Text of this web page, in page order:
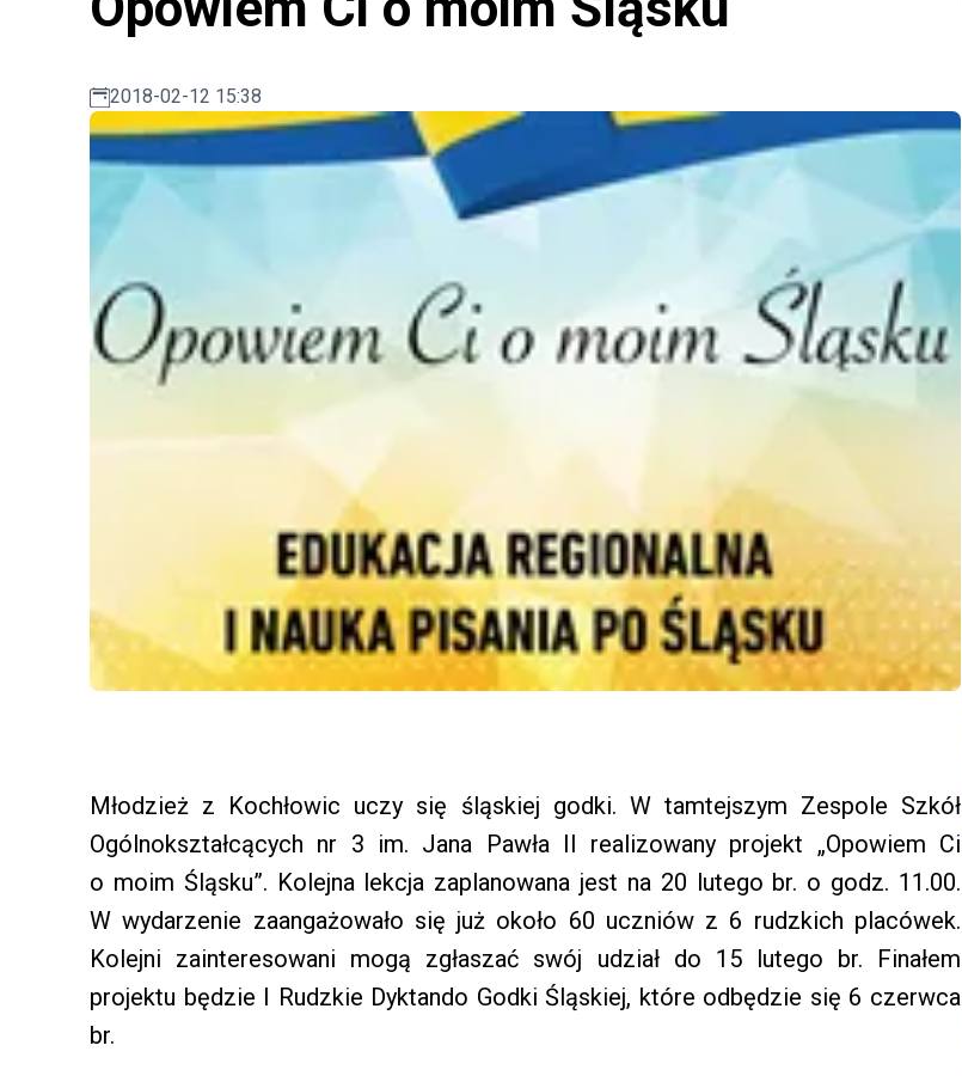
2018-02-12 15:38
Młodzież z Kochłowic uczy się śląskiej godki. W tamtejszym Zespole Szkół
Ogólnokształcących nr 3 im. Jana Pawła II realizowany projekt „Opowiem Ci
o moim Śląsku”. Kolejna lekcja zaplanowana jest na 20 lutego br. o godz. 11.00.
W wydarzenie zaangażowało się już około 60 uczniów z 6 rudzkich placówek.
Kolejni zainteresowani mogą zgłaszać swój udział do 15 lutego br. Finałem
projektu będzie I Rudzkie Dyktando Godki Śląskiej, które odbędzie się 6 czerwca
br.